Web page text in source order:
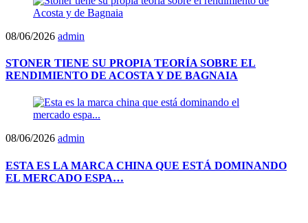
08/06/2026 admin
STONER TIENE SU PROPIA TEORÍA SOBRE EL
RENDIMIENTO DE ACOSTA Y DE BAGNAIA
08/06/2026 admin
ESTA ES LA MARCA CHINA QUE ESTÁ DOMINANDO
EL MERCADO ESPA…